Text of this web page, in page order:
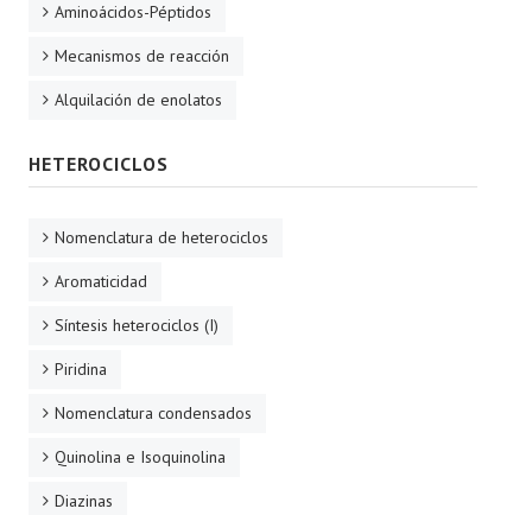
Aminoácidos-Péptidos
Mecanismos de reacción
Alquilación de enolatos
HETEROCICLOS
Nomenclatura de heterociclos
Aromaticidad
Síntesis heterociclos (I)
Piridina
Nomenclatura condensados
Quinolina e Isoquinolina
Diazinas